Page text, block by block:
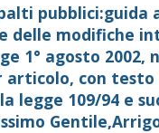
pubblici:guida
delle modifiche
1° agosto 2002,
articolo, con
legge 109/94 e